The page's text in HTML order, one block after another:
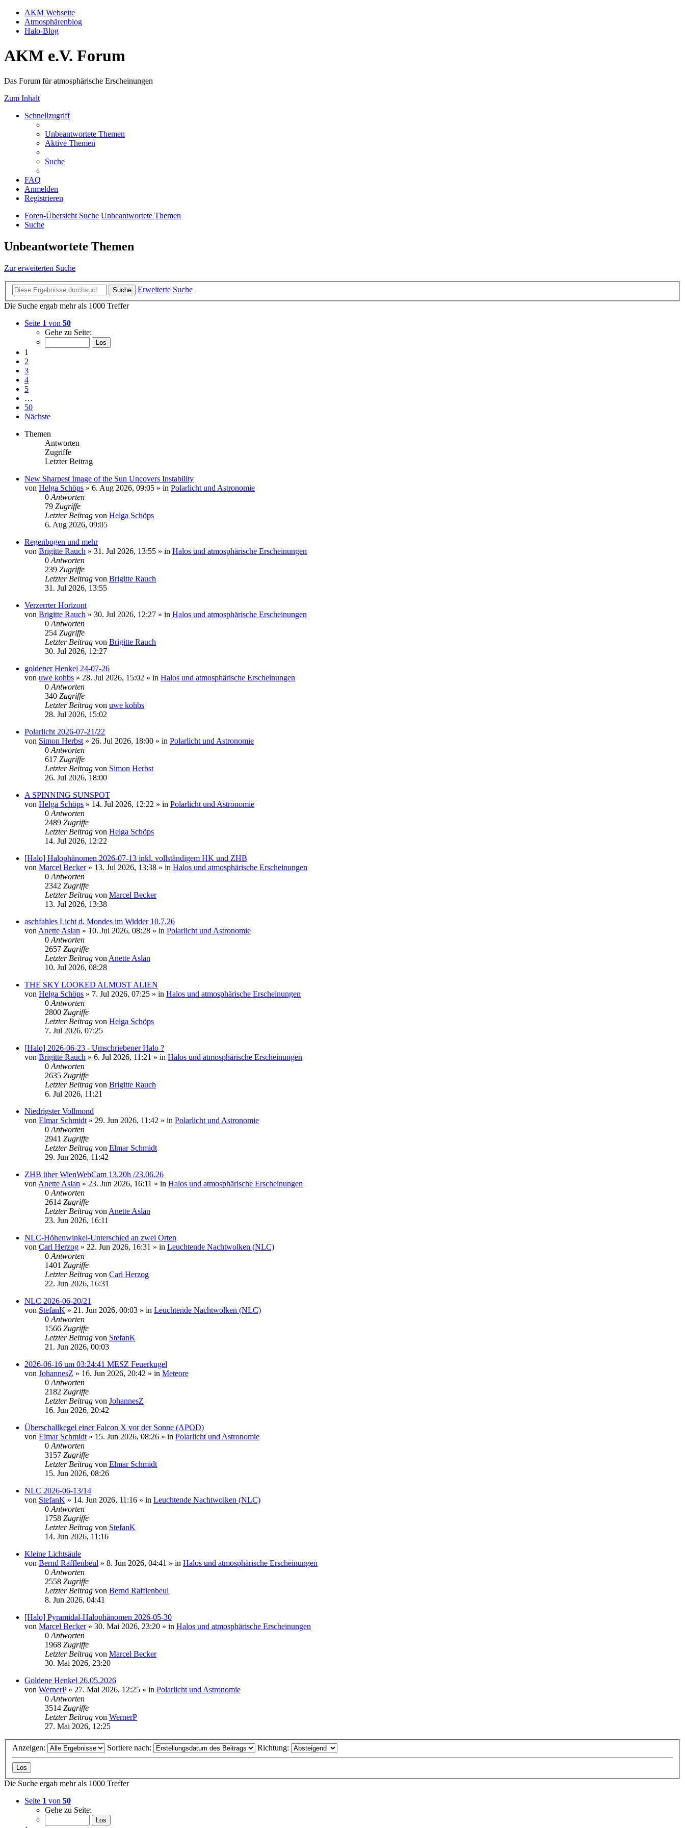
AKM Webseite
Atmosphärenblog
Halo-Blog
AKM e.V. Forum
Das Forum für atmosphärische Erscheinungen
Zum Inhalt
Schnellzugriff
Unbeantwortete Themen
Aktive Themen
Suche
FAQ
Anmelden
Registrieren
Foren-Übersicht Suche Unbeantwortete Themen
Suche
Unbeantwortete Themen
Zur erweiterten Suche
Suche
Erweiterte Suche
Die Suche ergab mehr als 1000 Treffer
Seite 1 von 50
Gehe zu Seite:
1
2
3
4
5
…
50
Nächste
Themen
Antworten
Zugriffe
Letzter Beitrag
New Sharpest Image of the Sun Uncovers Instability
von Helga Schöps » 6. Aug 2026, 09:05 » in Polarlicht und Astronomie
0 Antworten
79 Zugriffe
Letzter Beitrag von Helga Schöps
6. Aug 2026, 09:05
Regenbogen und mehr
von Brigitte Rauch » 31. Jul 2026, 13:55 » in Halos und atmosphärische Erscheinungen
0 Antworten
239 Zugriffe
Letzter Beitrag von Brigitte Rauch
31. Jul 2026, 13:55
Verzerrter Horizont
von Brigitte Rauch » 30. Jul 2026, 12:27 » in Halos und atmosphärische Erscheinungen
0 Antworten
254 Zugriffe
Letzter Beitrag von Brigitte Rauch
30. Jul 2026, 12:27
goldener Henkel 24-07-26
von uwe kohbs » 28. Jul 2026, 15:02 » in Halos und atmosphärische Erscheinungen
0 Antworten
340 Zugriffe
Letzter Beitrag von uwe kohbs
28. Jul 2026, 15:02
Polarlicht 2026-07-21/22
von Simon Herbst » 26. Jul 2026, 18:00 » in Polarlicht und Astronomie
0 Antworten
617 Zugriffe
Letzter Beitrag von Simon Herbst
26. Jul 2026, 18:00
A SPINNING SUNSPOT
von Helga Schöps » 14. Jul 2026, 12:22 » in Polarlicht und Astronomie
0 Antworten
2489 Zugriffe
Letzter Beitrag von Helga Schöps
14. Jul 2026, 12:22
[Halo] Halophänomen 2026-07-13 inkl. vollständigem HK und ZHB
von Marcel Becker» 13. Jul 2026, 13:38 » in Halos und atmosphärische Erscheinungen
0 Antworten
2342 Zugriffe
Letzter Beitrag von Marcel Becker
13. Jul 2026, 13:38
aschfahles Licht d. Mondes im Widder 10.7.26
von Anette Aslan » 10. Jul 2026, 08:28 » in Polarlicht und Astronomie
0 Antworten
2657 Zugriffe
Letzter Beitrag von Anette Aslan
10. Jul 2026, 08:28
THE SKY LOOKED ALMOST ALIEN
von Helga Schöps » 7. Jul 2026, 07:25 » in Halos und atmosphärische Erscheinungen
0 Antworten
2800 Zugriffe
Letzter Beitrag von Helga Schöps
7. Jul 2026, 07:25
[Halo] 2026-06-23 - Umschriebener Halo ?
von Brigitte Rauch » 6. Jul 2026, 11:21 » in Halos und atmosphärische Erscheinungen
0 Antworten
2635 Zugriffe
Letzter Beitrag von Brigitte Rauch
6. Jul 2026, 11:21
Niedrigster Vollmond
von Elmar Schmidt » 29. Jun 2026, 11:42 » in Polarlicht und Astronomie
0 Antworten
2941 Zugriffe
Letzter Beitrag von Elmar Schmidt
29. Jun 2026, 11:42
ZHB über WienWebCam 13.20h /23.06.26
von Anette Aslan » 23. Jun 2026, 16:11 » in Halos und atmosphärische Erscheinungen
0 Antworten
2614 Zugriffe
Letzter Beitrag von Anette Aslan
23. Jun 2026, 16:11
NLC-Höhenwinkel-Unterschied an zwei Orten
von Carl Herzog » 22. Jun 2026, 16:31 » in Leuchtende Nachtwolken (NLC)
0 Antworten
1401 Zugriffe
Letzter Beitrag von Carl Herzog
22. Jun 2026, 16:31
NLC 2026-06-20/21
von StefanK » 21. Jun 2026, 00:03 » in Leuchtende Nachtwolken (NLC)
0 Antworten
1566 Zugriffe
Letzter Beitrag von StefanK
21. Jun 2026, 00:03
2026-06-16 um 03:24:41 MESZ Feuerkugel
von JohannesZ » 16. Jun 2026, 20:42 » in Meteore
0 Antworten
2182 Zugriffe
Letzter Beitrag von JohannesZ
16. Jun 2026, 20:42
Überschallkegel einer Falcon X vor der Sonne (APOD)
von Elmar Schmidt » 15. Jun 2026, 08:26 » in Polarlicht und Astronomie
0 Antworten
3157 Zugriffe
Letzter Beitrag von Elmar Schmidt
15. Jun 2026, 08:26
NLC 2026-06-13/14
von StefanK » 14. Jun 2026, 11:16 » in Leuchtende Nachtwolken (NLC)
0 Antworten
1758 Zugriffe
Letzter Beitrag von StefanK
14. Jun 2026, 11:16
Kleine Lichtsäule
von Bernd Rafflenbeul » 8. Jun 2026, 04:41 » in Halos und atmosphärische Erscheinungen
0 Antworten
2558 Zugriffe
Letzter Beitrag von Bernd Rafflenbeul
8. Jun 2026, 04:41
[Halo] Pyramidal-Halophänomen 2026-05-30
von Marcel Becker» 30. Mai 2026, 23:20 » in Halos und atmosphärische Erscheinungen
0 Antworten
1968 Zugriffe
Letzter Beitrag von Marcel Becker
30. Mai 2026, 23:20
Goldene Henkel 26.05.2026
von WernerP» 27. Mai 2026, 12:25 » in Polarlicht und Astronomie
0 Antworten
3514 Zugriffe
Letzter Beitrag von WernerP
27. Mai 2026, 12:25
Anzeigen: Sortiere nach: Richtung:
Die Suche ergab mehr als 1000 Treffer
Seite 1 von 50
Gehe zu Seite: